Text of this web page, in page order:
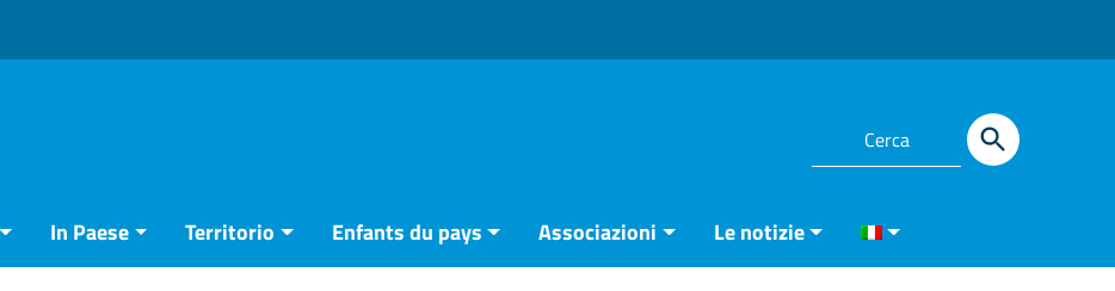
In Paese Territorio Enfants du pays Associazioni Le notizie